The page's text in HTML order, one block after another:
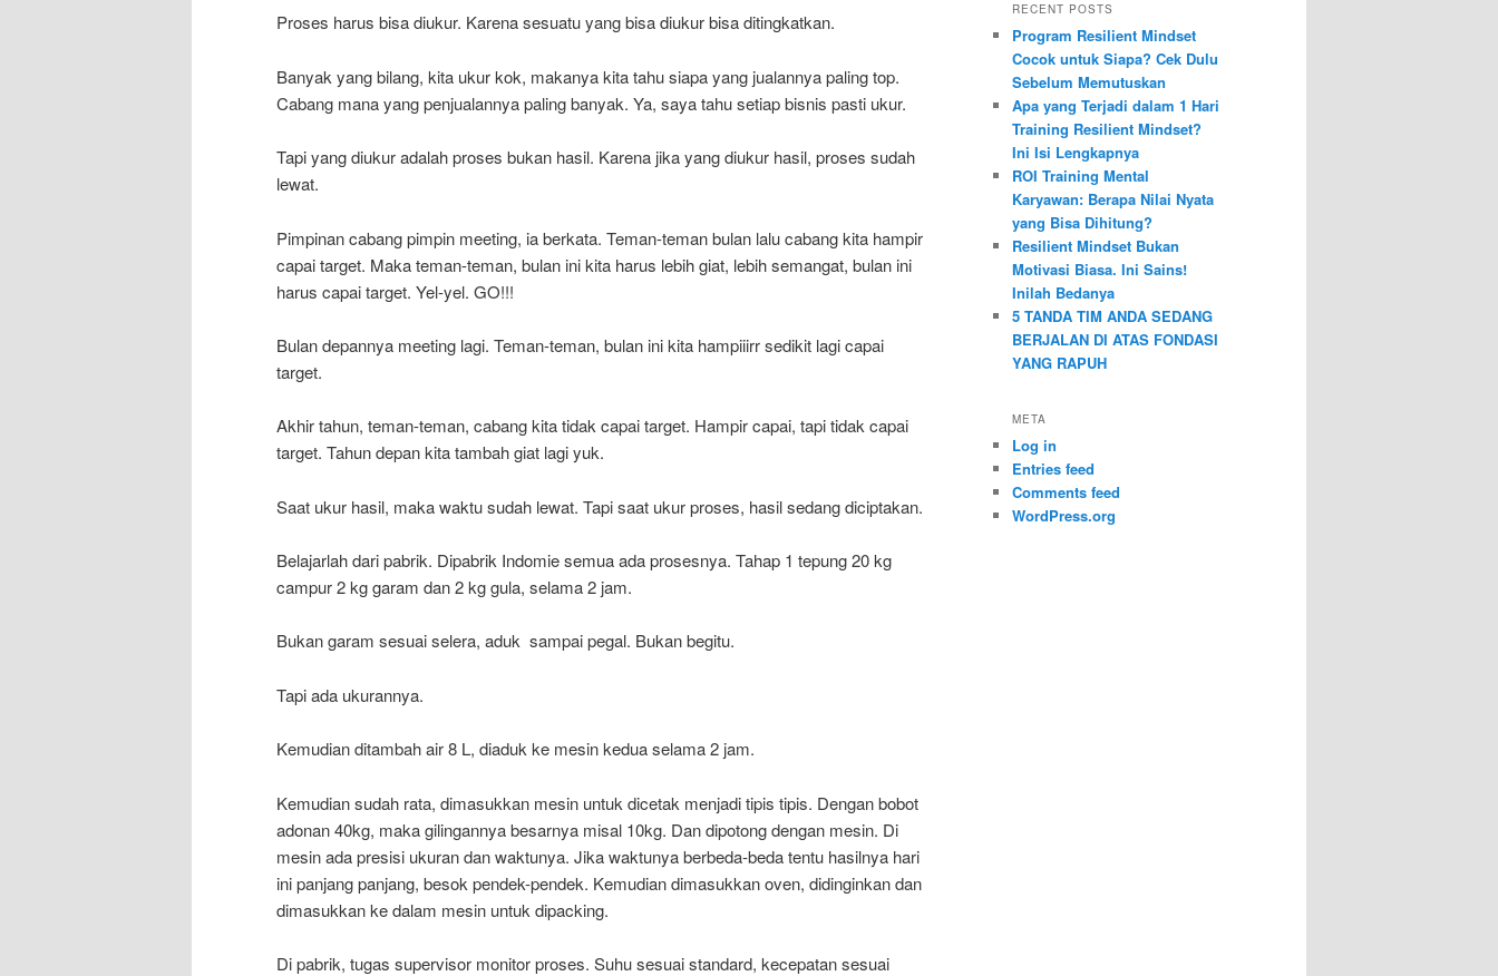
Proses harus bisa diukur. Karena sesuatu yang bisa diukur bisa ditingkatkan.
Banyak yang bilang, kita ukur kok, makanya kita tahu siapa yang jualannya paling top.
Cabang mana yang penjualannya paling banyak. Ya, saya tahu setiap bisnis pasti ukur.
Tapi yang diukur adalah proses bukan hasil. Karena jika yang diukur hasil, proses sudah
lewat.
Pimpinan cabang pimpin meeting, ia berkata. Teman-teman bulan lalu cabang kita hampir
capai target. Maka teman-teman, bulan ini kita harus lebih giat, lebih semangat, bulan ini
harus capai target. Yel-yel. GO!!!
Bulan depannya meeting lagi. Teman-teman, bulan ini kita hampiiirr sedikit lagi capai
target.
Akhir tahun, teman-teman, cabang kita tidak capai target. Hampir capai, tapi tidak capai
target. Tahun depan kita tambah giat lagi yuk.
Saat ukur hasil, maka waktu sudah lewat. Tapi saat ukur proses, hasil sedang diciptakan.
Belajarlah dari pabrik. Dipabrik Indomie semua ada prosesnya. Tahap 1 tepung 20 kg
campur 2 kg garam dan 2 kg gula, selama 2 jam.
Bukan garam sesuai selera, aduk sampai pegal. Bukan begitu.
Tapi ada ukurannya.
Kemudian ditambah air 8 L, diaduk ke mesin kedua selama 2 jam.
Kemudian sudah rata, dimasukkan mesin untuk dicetak menjadi tipis tipis. Dengan bobot
adonan 40kg, maka gilingannya besarnya misal 10kg. Dan dipotong dengan mesin. Di
mesin ada presisi ukuran dan waktunya. Jika waktunya berbeda-beda tentu hasilnya hari
ini panjang panjang, besok pendek-pendek. Kemudian dimasukkan oven, didinginkan dan
dimasukkan ke dalam mesin untuk dipacking.
Di pabrik, tugas supervisor monitor proses. Suhu sesuai standard, kecepatan sesuai
RECENT POSTS
Program Resilient Mindset
Cocok untuk Siapa? Cek Dulu
Sebelum Memutuskan
Apa yang Terjadi dalam 1 Hari
Training Resilient Mindset?
Ini Isi Lengkapnya
ROI Training Mental
Karyawan: Berapa Nilai Nyata
yang Bisa Dihitung?
Resilient Mindset Bukan
Motivasi Biasa. Ini Sains!
Inilah Bedanya
5 TANDA TIM ANDA SEDANG
BERJALAN DI ATAS FONDASI
YANG RAPUH
META
Log in
Entries feed
Comments feed
WordPress.org